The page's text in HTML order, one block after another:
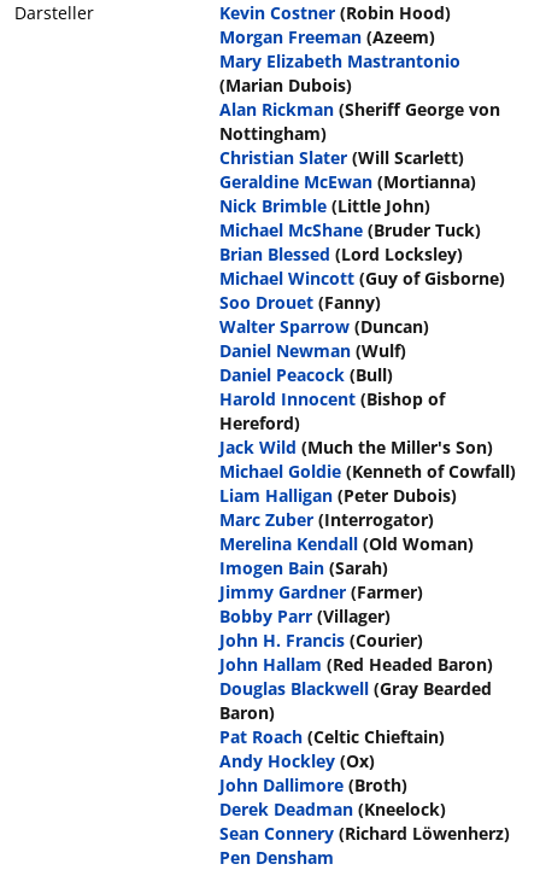
Darsteller
Kevin Costner (Robin Hood)
Morgan Freeman (Azeem)
Mary Elizabeth Mastrantonio
(Marian Dubois)
Alan Rickman (Sheriff George von
Nottingham)
Christian Slater (Will Scarlett)
Geraldine McEwan (Mortianna)
Nick Brimble (Little John)
Michael McShane (Bruder Tuck)
Brian Blessed (Lord Locksley)
Michael Wincott (Guy of Gisborne)
Soo Drouet (Fanny)
Walter Sparrow (Duncan)
Daniel Newman (Wulf)
Daniel Peacock (Bull)
Harold Innocent (Bishop of
Hereford)
Jack Wild (Much the Miller's Son)
Michael Goldie (Kenneth of Cowfall)
Liam Halligan (Peter Dubois)
Marc Zuber (Interrogator)
Merelina Kendall (Old Woman)
Imogen Bain (Sarah)
Jimmy Gardner (Farmer)
Bobby Parr (Villager)
John H. Francis (Courier)
John Hallam (Red Headed Baron)
Douglas Blackwell (Gray Bearded
Baron)
Pat Roach (Celtic Chieftain)
Andy Hockley (Ox)
John Dallimore (Broth)
Derek Deadman (Kneelock)
Sean Connery (Richard Löwenherz)
Pen Densham